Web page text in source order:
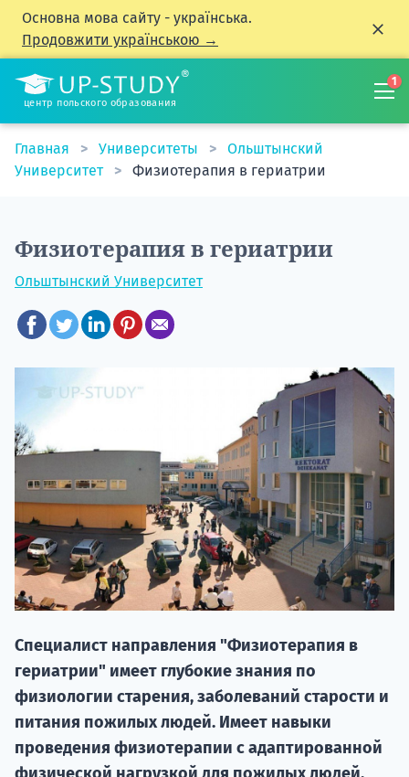
Основна мова сайту - українська.
Продовжити українською →
центр польского образования
1
Главная Университеты
Ольштынский
Университет
Физиотерапия в гериатрии
Физиотерапия в гериатрии
Ольштынский Университет
Специалист направления "Физиотерапия в
гериатрии" имеет глубокие знания по
физиологии старения, заболеваний старости и
питания пожилых людей. Имеет навыки
проведения физиотерапии с адаптированной